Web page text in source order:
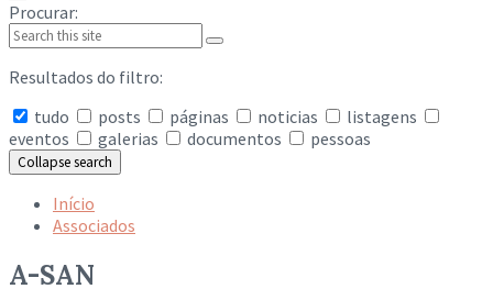
Procurar:
Resultados do filtro:
tudo
posts páginas noticias
listagens
eventos
galerias documentos pessoas
Collapse search
Início
Associados
A-SAN